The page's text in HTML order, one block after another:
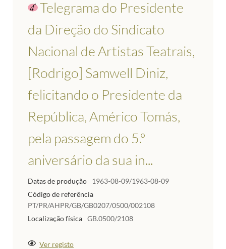
Telegrama do Presidente
da Direção do Sindicato
Nacional de Artistas Teatrais,
[Rodrigo] Samwell Diniz,
felicitando o Presidente da
República, Américo Tomás,
pela passagem do 5.º
aniversário da sua in...
Datas de produção
1963-08-09/1963-08-09
Código de referência
PT/PR/AHPR/GB/GB0207/0500/002108
Localização física GB.0500/2108
Ver registo